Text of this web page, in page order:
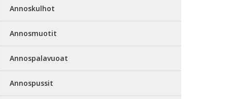
Annoskulhot
Annosmuotit
Annospalavuoat
Annospussit